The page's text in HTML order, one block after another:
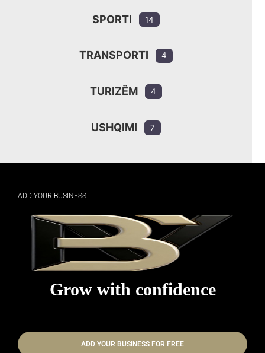
SPORTI 14
TRANSPORTI 4
TURIZËM 4
USHQIMI 7
ADD YOUR BUSINESS
Grow with confidence
ADD YOUR BUSINESS FOR FREE